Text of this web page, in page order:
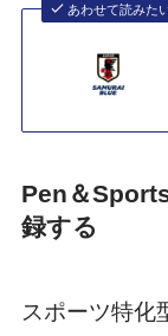
あわせて読みた
Pen＆
録する
スポーツ特化